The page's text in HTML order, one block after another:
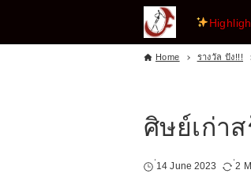
Home รางวัล ปัง!!!
ศิษย์เก่า
่14 June 2023 2